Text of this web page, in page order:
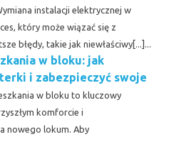
instalacji elektrycznej w
który może wiązać się z
błędy, takie jak niewłaściwy[...]...
w bloku: jak
i zabezpieczyć swoje
w bloku to kluczowy
komforcie i
nowego lokum. Aby